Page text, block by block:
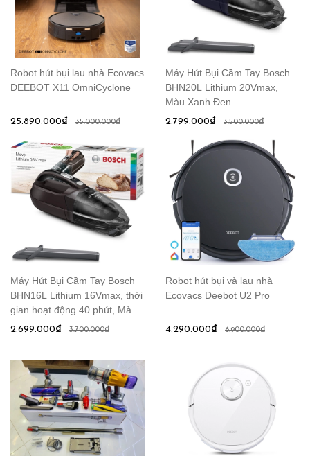
Robot hút bụi lau nhà Ecovacs
DEEBOT X11 OmniCyclone
25.890.000₫ 35.000.000₫
Máy Hút Bụi Cầm Tay Bosch
BHN20L Lithium 20Vmax,
Màu Xanh Đen
2.799.000₫ 3.500.000₫
Máy Hút Bụi Cầm Tay Bosch
BHN16L Lithium 16Vmax, thời
gian hoạt động 40 phút, Màu
Xám
2.699.000₫ 3.700.000₫
Robot hút bụi và lau nhà
Ecovacs Deebot U2 Pro
4.290.000₫ 6.900.000₫